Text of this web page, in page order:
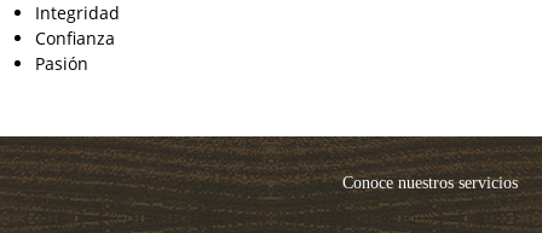
Integridad
Confianza
Pasión
Conoce nuestros servicios